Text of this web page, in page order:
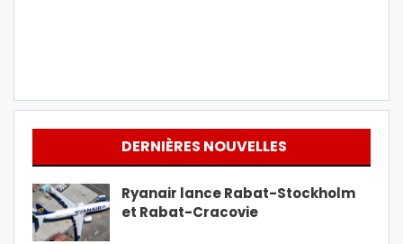
DERNIÈRES NOUVELLES
Ryanair lance Rabat-Stockholm
et Rabat-Cracovie